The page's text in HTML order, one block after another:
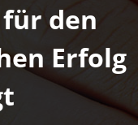
den
Erfolg